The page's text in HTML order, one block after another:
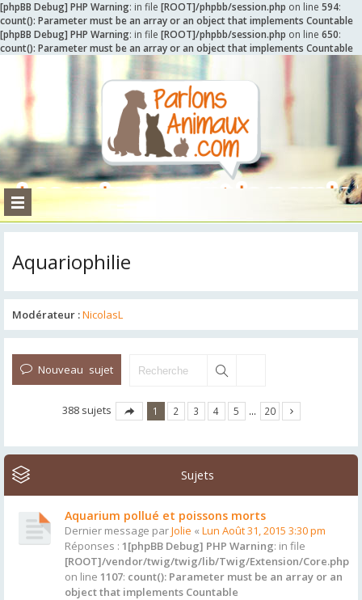
[phpBB Debug] PHP Warning: in file [ROOT]/phpbb/session.php on line 594:
count(): Parameter must be an array or an object that implements Countable
[phpBB Debug] PHP Warning: in file [ROOT]/phpbb/session.php on line 650:
count(): Parameter must be an array or an object that implements Countable
Aquariophilie
Modérateur :NicolasL
Nouveau sujet
388 sujets 1 2 3 4 5 … 20
Sujets
Aquarium pollué et poissons morts
Dernier message parJolie « Lun Août 31, 2015 3:30 pm
Réponses : 1[phpBB Debug] PHP Warning: in file
[ROOT]/vendor/twig/twig/lib/Twig/Extension/Core.php
on line 1107: count(): Parameter must be an array or an
object that implements Countable